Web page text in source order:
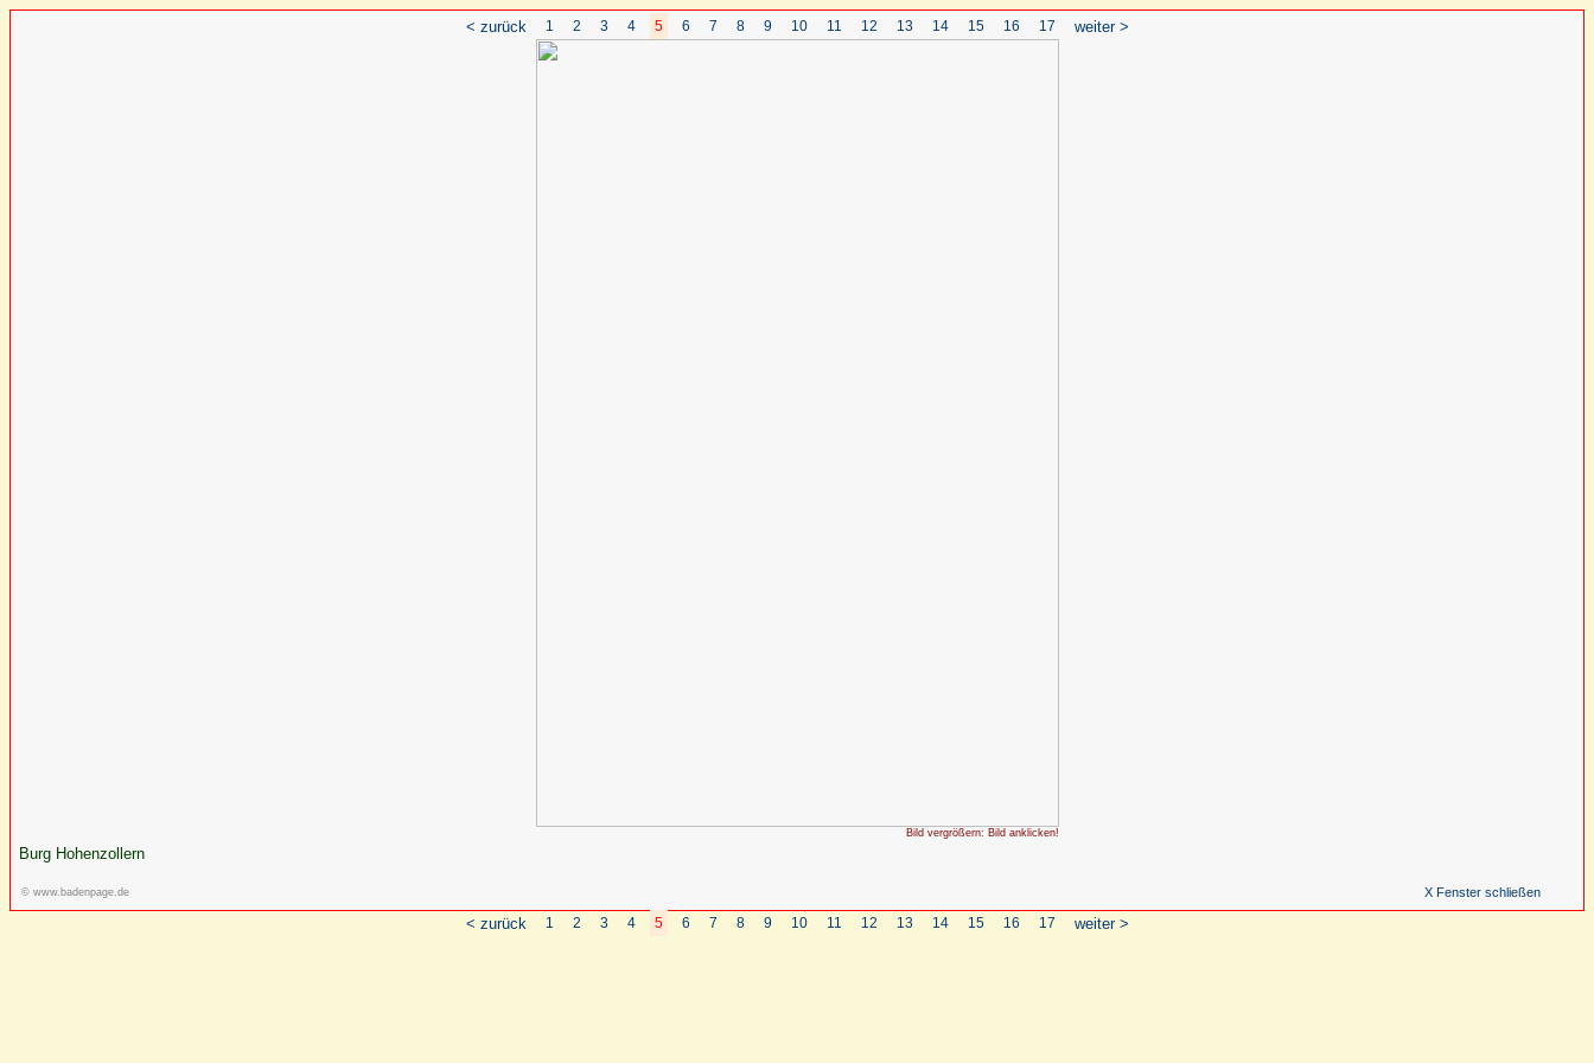
< zurück 1 2 3 4 5 6 7 8 9 10 11 12 13 14 15 16 17 weiter >
Bild vergrößern: Bild anklicken!
Burg Hohenzollern
© www.badenpage.de X Fenster schließen
< zurück 1 2 3 4 5 6 7 8 9 10 11 12 13 14 15 16 17 weiter >